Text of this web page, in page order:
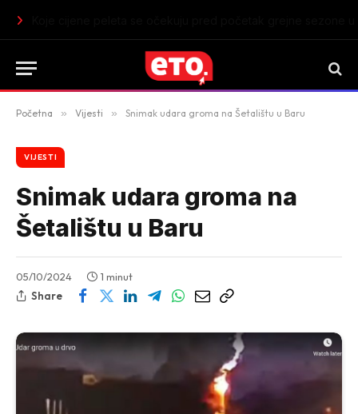
Početna » Vijesti » Snimak udara groma na Šetalištu u Baru
VIJESTI
Snimak udara groma na
Šetalištu u Baru
05/10/2024
1 minut
Share